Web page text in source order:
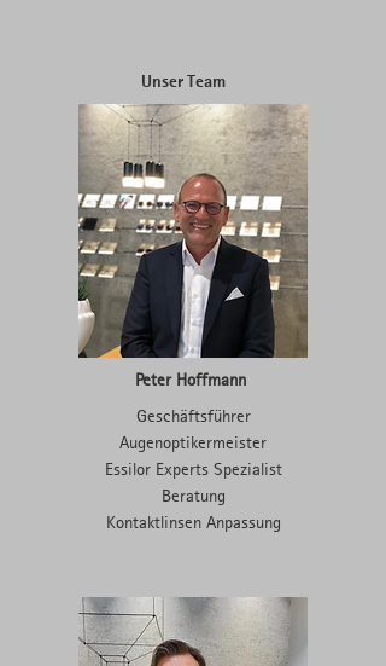
Unser Team
Peter Hoffmann
Geschäftsführer
Augenoptikermeister
Essilor Experts Spezialist
Beratung
Kontaktlinsen Anpassung